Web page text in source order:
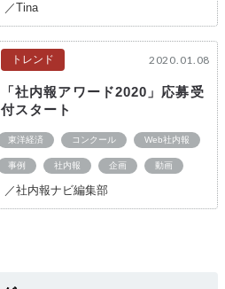
／Tina
トレンド 2020.01.08
「社内報アワード2020」応募受
付スタート
東洋経済 コンクール Web社内報
事例 社内報 企画 動画
／社内報ナビ編集部